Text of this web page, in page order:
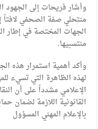
وأشار فريحات إلى الجهود
منتحلي صفة الصحفي لافتاً
الجهات المختصة في إطار
منتسبيها.
وأكد أهمية استمرار هذه
لهذه الظاهرة التي تسيء
الإعلامي مشدداً على أن
القانونية اللازمة لضمان
بالإعلام المهني المسؤول